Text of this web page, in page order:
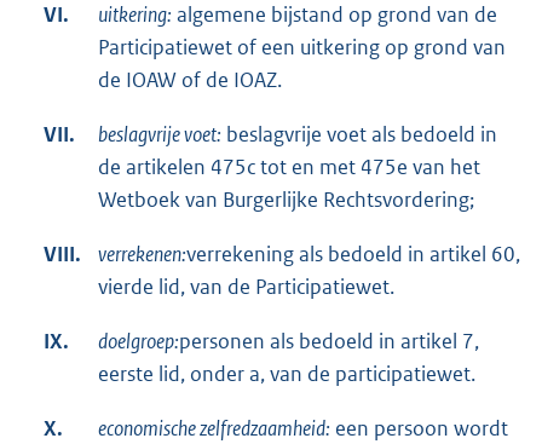
VI. uitkering: algemene bijstand op grond van de
Participatiewet of een uitkering op grond van
de IOAW of de IOAZ.
VII. beslagvrije voet: beslagvrije voet als bedoeld in
de artikelen 475c tot en met 475e van het
Wetboek van Burgerlijke Rechtsvordering;
VIII. verrekenen:verrekening als bedoeld in artikel 60,
vierde lid, van de Participatiewet.
IX. doelgroep:personen als bedoeld in artikel 7,
eerste lid, onder a, van de participatiewet.
X. economische zelfredzaamheid: een persoon wordt